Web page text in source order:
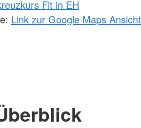
Fit in EH
Link zur Google Maps Ansicht